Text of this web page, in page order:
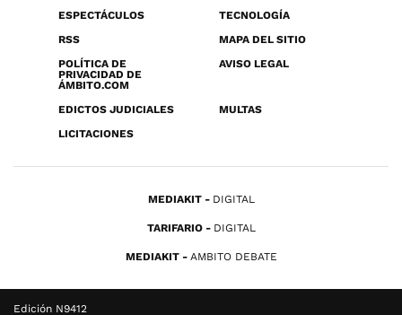
ESPECTÁCULOS
TECNOLOGÍA
RSS
MAPA DEL SITIO
POLÍTICA DE
PRIVACIDAD DE
ÁMBITO.COM
AVISO LEGAL
EDICTOS JUDICIALES
MULTAS
LICITACIONES
MEDIAKIT DIGITAL
TARIFARIO DIGITAL
MEDIAKIT AMBITO DEBATE
Edición N9412